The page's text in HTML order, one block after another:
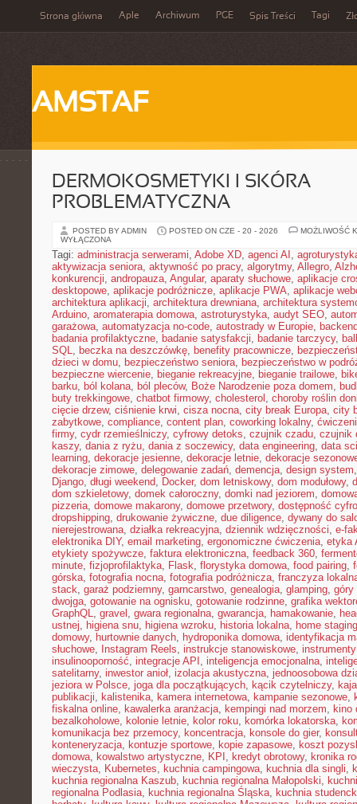
Strona główna Aple Archiwum PGE Spis Treści Tagi
AMSTAF
DERMOKOSMETYKI I SKÓRA
PROBLEMATYCZNA
POSTED BY ADMIN POSTED ON CZE - 20 - 2026
MOŻLIWOŚĆ
WYŁĄCZONA
Tagi: administracja serwerami, Adobe XD, agenci AI ,
aktywizacja seniora, aktywność po pracy, algorytmy, Allegro,
konkurencji, andropauza, Angular, aparaty słuchowe, aplikacje
desktopowe, aplikacje podróżnicze, aplikacje PWA, aplikacje
architektura aplikacji, architektura drewniana, architektura
Arduino, aromaterapia domowa, astroturystyka, audyt SEO,
garażowa, automatyzacja no-code, autostrady w Europie,
badania profilaktyczne, badanie satysfakcji, badanie tarczycy,
SQL, beczka na deszczówkę, benefity pracownicze,
dzieci w domu, bezpieczeństwo seniora, bezpieczeństwo w
bezpieczne wiercenie, bieganie rekreacyjne, bieganie trailowe,
barku, ból kolana, ból pleców, Boże Narodzenie poza domem,
buty trekkingowe, chatbot firmowy, cholesterol , choroby roślin
cięcie drzew, ciśnienie krwi, cisza nocna, city break Europa, city
zabytkowe, compliance, content plan, coworking lokalny,
firmy, cydr rzemieślniczy, cyfrowy detoks, czujnik czadu, czujnik
kaszy, dania z ryżu, dania z soczewicy, data engineering, data
learning, dekoracje jesienne, dekoracje letnie, dekoracje
dekoracje zimowe, delegowanie zadań, demencja, design system
Django, długi weekend, Docker, dom letniskowy, dom modułowy,
dom szkieletowy, domek całoroczny, domki nad jeziorem,
pizzeria, domowe makarony, domowe przetwory, dostępność
dropshipping, drukowanie żywiczne, due diligence, dywany do
nierejestrowana, działka rekreacyjna, dziennik wdzięczności, e-
elektronika DIY, email marketing, ergonomiczne ćwiczenia, etyka
etykiety spożywcze, faktura elektroniczna, feedback 360,
minute, fizjoprofilaktyka, Flask, florystyka domowa, food pairing,
górska, fotografia nocna, fotografia podróżnicza, franczyza
stack, garaż podziemny, garncarstwo, genealogia, glamping, góry
dwojga, gotowanie na ognisku, gotowanie rodzinne, grafika
GraphQL, gravel , gwara regionalna, gwarancja, hamakowanie,
ustnej, higiena snu, higiena wzroku, historia lokalna, home staging
domowy, hurtownie danych, hydroponika domowa, identyfikacja
słuchowe, Instagram Reels, instrukcje stanowiskowe,
insulinooporność, integracje API , inteligencja emocjonalna,
satelitarny, inwestor anioł, izolacja akustyczna, jednoosobowa
jeziora w Polsce, joga dla początkujących, kącik czytelniczy,
publikacji, kalistenika, kamera internetowa, kampanie sezonowe,
fiskalna online, kawalerka aranżacja, kempingi nad morzem, kino
bezalkoholowe, kolonie letnie, kolor roku, komórka lokatorska,
komunikacja bez przemocy, koncentracja, konsole do gier,
konteneryzacja, kontuzje sportowe, kopie zapasowe, koszt
domowa, kowalstwo artystyczne, KPI , kredyt obrotowy, kronika
wieczysta, Kubernetes, kuchnia campingowa, kuchnia dla singli,
kuchnia regionalna Kaszub, kuchnia regionalna Małopolski,
regionalna Podlasia, kuchnia regionalna Śląska, kuchnia